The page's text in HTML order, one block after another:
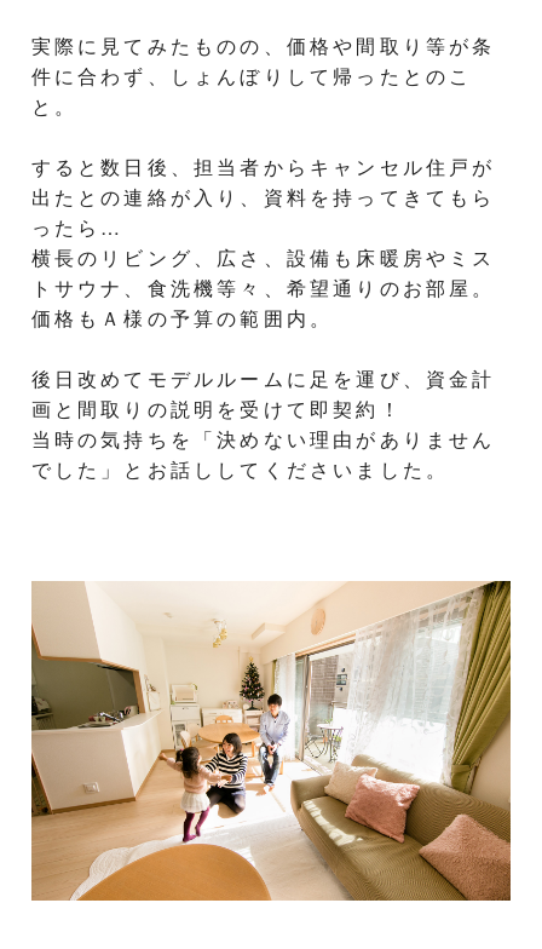
実際に見てみたものの、価格や間取り等が条
件に合わず、しょんぼりして帰ったとのこ
と。
すると数日後、担当者からキャンセル住戸が
出たとの連絡が入り、資料を持ってきてもら
ったら…
横長のリビング、広さ、設備も床暖房やミス
トサウナ、食洗機等々、希望通りのお部屋。
価格もＡ様の予算の範囲内。
後日改めてモデルルームに足を運び、資金計
画と間取りの説明を受けて即契約！
当時の気持ちを「決めない理由がありません
でした」とお話ししてくださいました。